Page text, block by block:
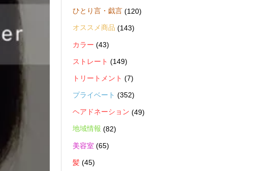
ひとり言・戯言 (120)
オススメ商品 (143)
カラー (43)
ストレート (149)
トリートメント (7)
プライベート (352)
ヘアドネーション (49)
地域情報 (82)
美容室 (65)
髪 (45)